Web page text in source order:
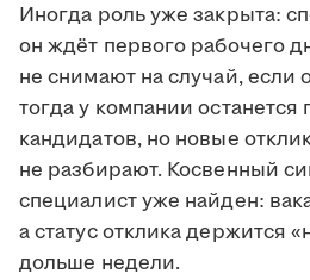
Иногда роль уже закрыта:
он ждёт первого рабочего
не снимают на случай, если
тогда у компании останется
кандидатов, но новые
не разбирают. Косвенный
специалист уже найден:
а статус отклика держится
дольше недели.